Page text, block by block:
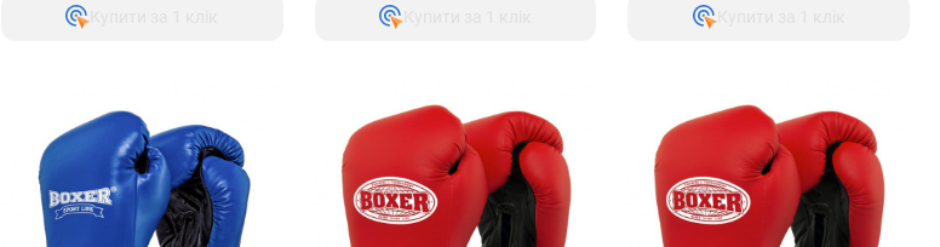
Купити за 1 клiк Купити за 1 клiк